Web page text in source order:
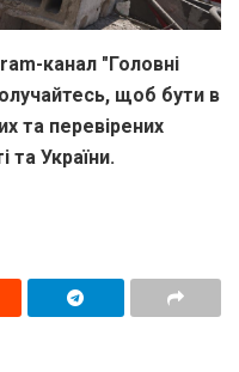
канал "Головні
щоб бути в
та перевірених
та України.